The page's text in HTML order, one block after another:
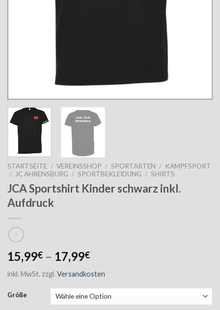
STARTSEITE / VEREINSSHOP / SPORTARTEN / KAMPFSPORT
/
JC AHRENSBURG / SPORTBEKLEIDUNG / SHIRTS
JCA Sportshirt Kinder schwarz inkl.
Aufdruck
15,99€ – 17,99€
inkl. MwSt. zzgl. Versandkosten
Größe